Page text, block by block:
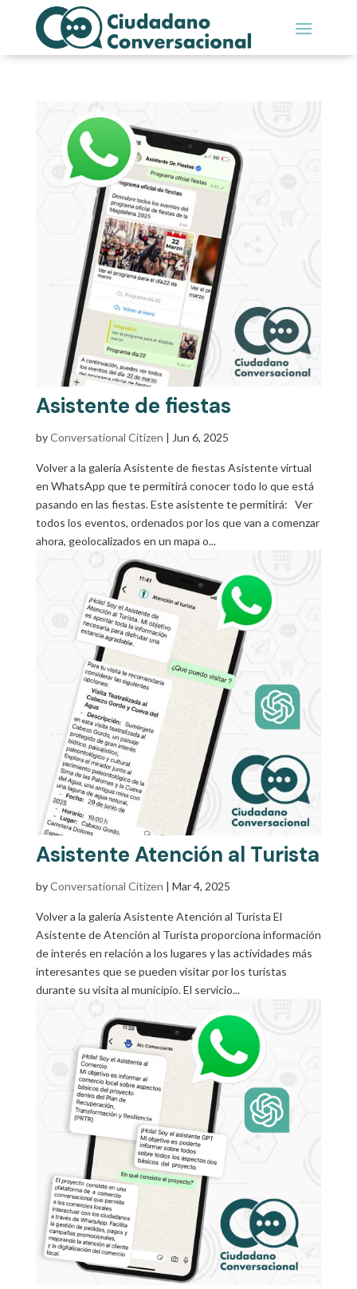
Asistente de fiestas
byConversational Citizen | Jun 6, 2025
Volver a la galería Asistente de fiestas Asistente virtual
en WhatsApp que te permitirá conocer todo lo que está
pasando en las fiestas. Este asistente te permitirá: Ver
todos los eventos, ordenados por los que van a comenzar
ahora, geolocalizados en un mapa o...
Asistente Atención al Turista
byConversational Citizen | Mar 4, 2025
Volver a la galería Asistente Atención al Turista El
Asistente de Atención al Turista proporciona información
de interés en relación a los lugares y las actividades más
interesantes que se pueden visitar por los turistas
durante su visita al municipio. El servicio...